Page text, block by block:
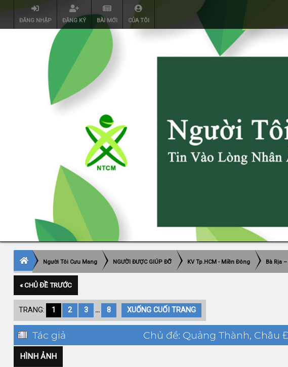
ĐĂNG NHẬP ĐĂNG KÝ BÀI MỚI CỦA TÔI
Người Tôi Cưu Mang NGƯỜI ĐƯỢC GIÚP ĐỠ KV Tp.HCM - Miền Đông Bà Rịa
« CHỦ ĐỀ TRƯỚC
TRANG: 1 2 3 ... 8 XUỐNG CUỐI TRANG
Tác giả Chủ đề: Quảng Thành, Châu
HÌNH ẢNH